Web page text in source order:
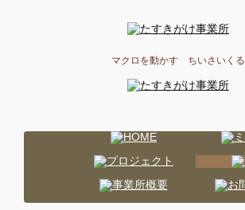
マクロを動かす ちいさいくる